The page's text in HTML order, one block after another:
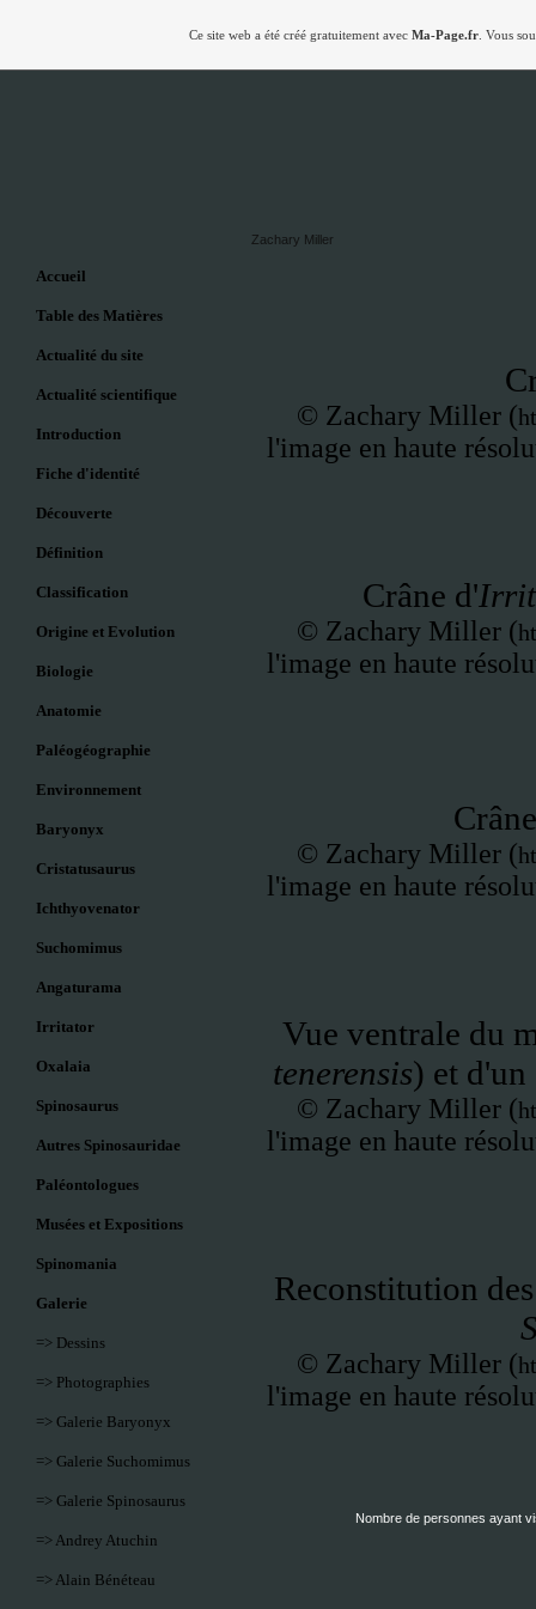
Accueil
Table des Matières
Actualité du site
Actualité scientifique
Introduction
Fiche d'identité
Découverte
Définition
Classification
Origine et Evolution
Biologie
Anatomie
Paléogéographie
Environnement
Baryonyx
Cristatusaurus
Ichthyovenator
Suchomimus
Angaturama
Irritator
Oxalaia
Spinosaurus
Autres Spinosauridae
Paléontologues
Musées et Expositions
Spinomania
Galerie
=> Dessins
=> Photographies
=> Galerie Baryonyx
=> Galerie Suchomimus
=> Galerie Spinosaurus
=> Andrey Atuchin
=> Alain Bénéteau
Zachary Miller
© Zachary Miller (
l'image en haute
Crâne d'
© Zachary Miller (
l'image en haute
© Zachary Miller (
l'image en haute
Vue ventrale du
tenerensis) et d'un
© Zachary Miller (
l'image en haute
Reconstitution
© Zachary Miller (
l'image en haute
Nombre de personnes ayant
Ce site web a été créé gratuitement avec Ma-Page.fr. Vous